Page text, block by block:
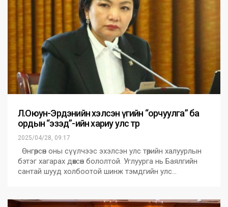
Л.Оюун-Эрдэнийн хэлсэн үгийн “орчуулга” ба
ордын “эзэд”-ийн хариу улс төр
2025/04/28, 09:17
Өнгөрсөн оны сүүлчээс эхэлсэн улс төрийн халуурлын
бэтэг хагарах дөхсөн бололтой. Углуурга нь Баялгийн
сантай шууд холбоотой шинж тэмдгийн улс…